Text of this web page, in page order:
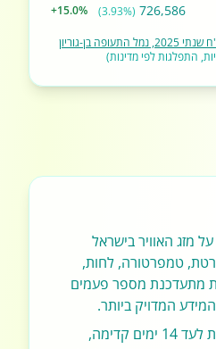
726,586
(3.93%)
+15.0%
בן-גוריון
התפלגות לפי מדינות)
מזג האוויר בישראל
טמפרטורה, לחות,
מתעדכנת מספר פעמים
המדויק ביותר.
באתר תוכלו למצוא תחזית לעד 14 ימים קדימה,